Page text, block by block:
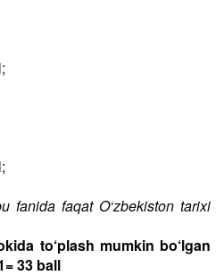
fanida faqat O‘zbekiston tarixi
to‘plash mumkin bo‘lgan
33 ball